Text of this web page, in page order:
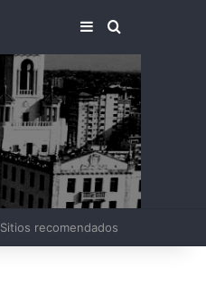
BARRA LATERAL
BUSCAR
Sitios recomendados